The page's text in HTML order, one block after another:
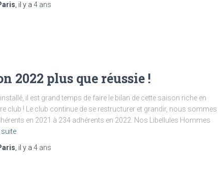
, il y a 4 ans
2022 plus que réussie !
installé, il est grand temps de faire le bilan de cette saison riche en
club ! Le club continue de se restructurer et grandir, nous sommes
en 2021 à 234 adhérents en 2022. Nos Libellules Hommes
suite
, il y a 4 ans